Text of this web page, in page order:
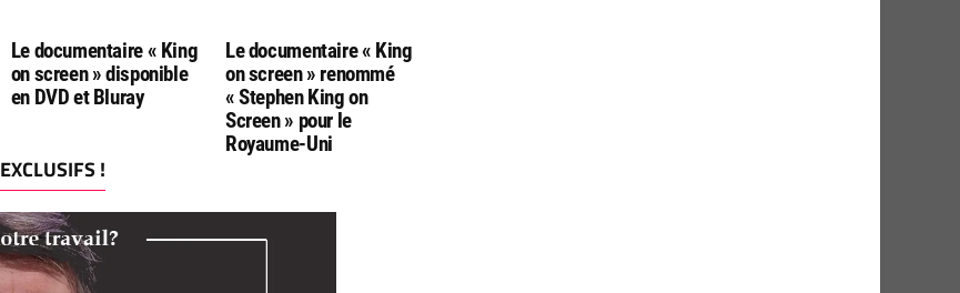
Le documentaire « King
on screen » disponible
en DVD et Bluray
Le documentaire « King
on screen » renommé
« Stephen King on
Screen » pour le
Royaume-Uni
!